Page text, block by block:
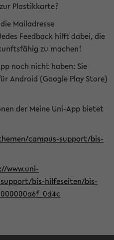
Plastikkarte?
Mailadresse
Feedback hilft dabei, die
zu machen!
noch nicht haben: Sie
Android (Google Play Store)
der Meine Uni-App bietet
campus-support/bis-
www.uni-
bis-hilfeseiten/bis-